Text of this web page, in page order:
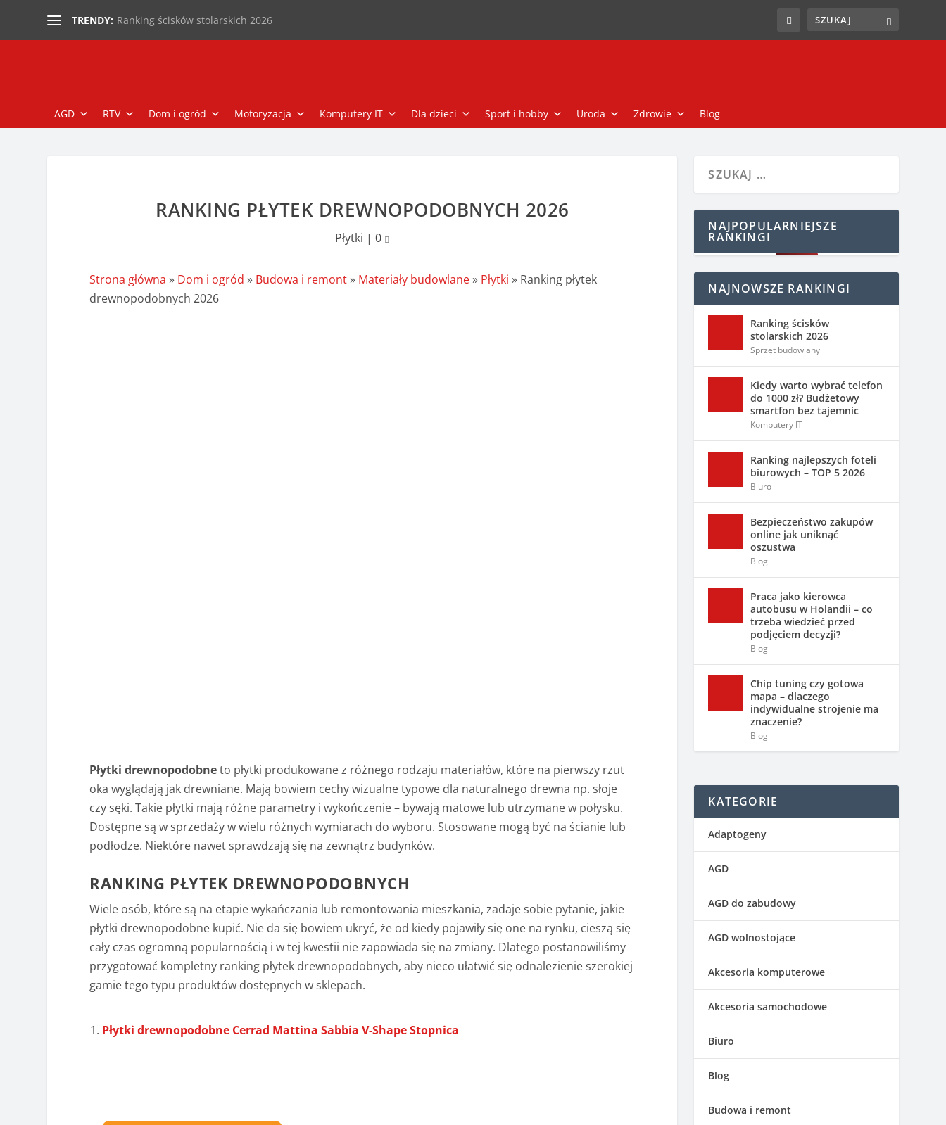
TRENDY: Ranking ścisków stolarskich 2026
AGD RTV Dom i ogród Motoryzacja Komputery IT Dla dzieci Sport i hobby Uroda Zdrowie Blog
RANKING PŁYTEK DREWNOPODOBNYCH 2026
Płytki |0
Strona główna » Dom i ogród » Budowa i remont» Materiały budowlane» Płytki » Ranking płytek
drewnopodobnych 2026
Płytki drewnopodobneto płytki produkowane z różnego rodzaju materiałów, które na pierwszy rzut
oka wyglądają jak drewniane. Mają bowiem cechy wizualne typowe dla naturalnego drewna np. słoje
czy sęki. Takie płytki mają różne parametry i wykończenie – bywają matowe lub utrzymane w połysku.
Dostępne są w sprzedaży w wielu różnych wymiarach do wyboru. Stosowane mogą być na ścianie lub
podłodze. Niektóre nawet sprawdzają się na zewnątrz budynków.
RANKING PŁYTEK DREWNOPODOBNYCH
Wiele osób, które są na etapie wykańczania lub remontowania mieszkania, zadaje sobie pytanie, jakie
płytki drewnopodobne kupić. Nie da się bowiem ukryć, że od kiedy pojawiły się one na rynku, cieszą się
cały czas ogromną popularnością i w tej kwestii nie zapowiada się na zmiany. Dlatego postanowiliśmy
przygotować kompletny ranking płytek drewnopodobnych, aby nieco ułatwić się odnalezienie szerokiej
gamie tego typu produktów dostępnych w sklepach.
Płytki drewnopodobne Cerrad Mattina Sabbia V-Shape Stopnica
NAJPOPULARNIEJSZE
RANKINGI
NAJNOWSZE RANKINGI
Ranking ścisków
stolarskich 2026
Sprzęt budowlany
Kiedy warto wybrać telefon
do 1000 zł? Budżetowy
smartfon bez tajemnic
Komputery IT
Ranking najlepszych foteli
biurowych – TOP 5 2026
Biuro
Bezpieczeństwo zakupów
online jak uniknąć
oszustwa
Blog
Praca jako kierowca
autobusu w Holandii – co
trzeba wiedzieć przed
podjęciem decyzji?
Blog
Chip tuning czy gotowa
mapa – dlaczego
indywidualne strojenie ma
znaczenie?
Blog
KATEGORIE
Adaptogeny
AGD
AGD do zabudowy
AGD wolnostojące
Akcesoria komputerowe
Akcesoria samochodowe
Biuro
Blog
Budowa i remont